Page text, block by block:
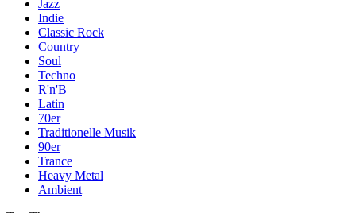
Jazz
Indie
Classic Rock
Country
Soul
Techno
R'n'B
Latin
70er
Traditionelle Musik
90er
Trance
Heavy Metal
Ambient